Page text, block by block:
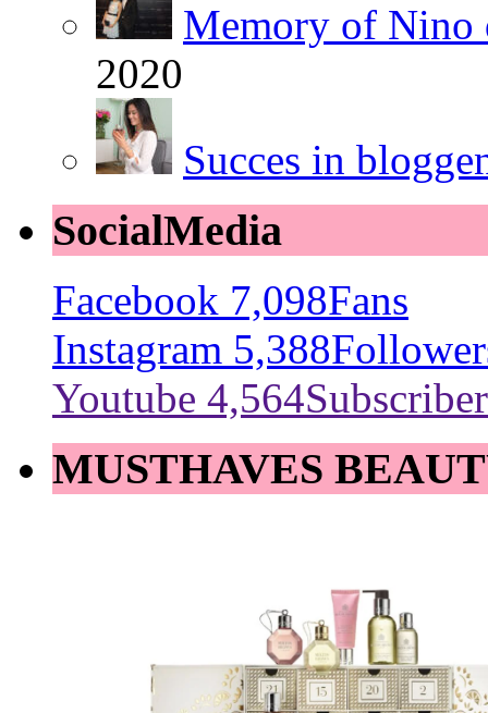
Memory of Nino
2020
Succes in
SocialMedia
Facebook 7,098Fans
Instagram 5,388
Youtube 4,564Subscriber
MUSTHAVES